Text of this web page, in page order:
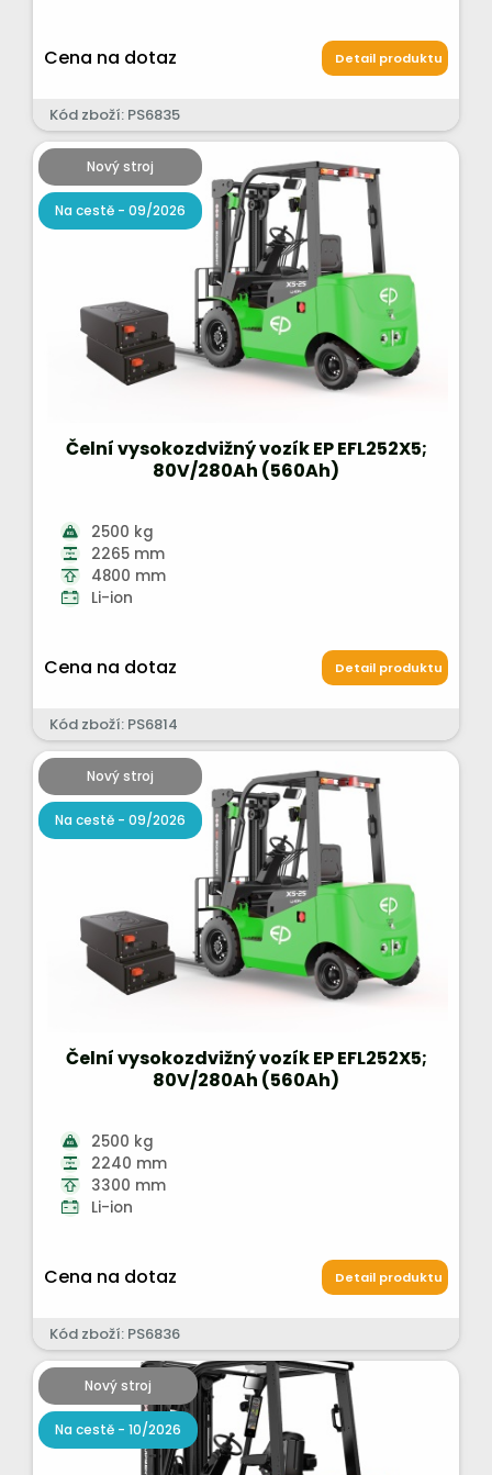
Cena na dotaz Detail produktu
Kód zboží: PS6835
Nový stroj
Na cestě - 09/2026
Čelní vysokozdvižný vozík EP EFL252X5;
80V/280Ah (560Ah)
2500 kg
2265 mm
4800 mm
Li-ion
Cena na dotaz Detail produktu
Kód zboží: PS6814
Nový stroj
Na cestě - 09/2026
Čelní vysokozdvižný vozík EP EFL252X5;
80V/280Ah (560Ah)
2500 kg
2240 mm
3300 mm
Li-ion
Cena na dotaz Detail produktu
Kód zboží: PS6836
Nový stroj
Na cestě - 10/2026